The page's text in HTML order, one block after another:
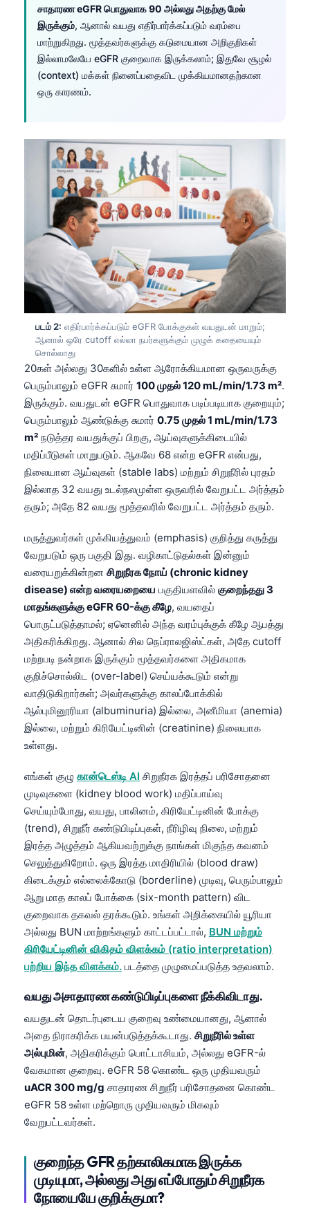
சாதாரண eGFR பொதுவாக 90 அல்லது அதற்கு மேல்
இருக்கும், ஆனால் வயது எதிர்பார்க்கப்படும் வரம்பை
மாற்றுகிறது. மூத்தவர்களுக்கு கடுமையான அறிகுறிகள்
இல்லாமலேயே eGFR குறைவாக இருக்கலாம்; இதுவே சூழல்
(context) மக்கள் நினைப்பதைவிட முக்கியமானதற்கான
ஒரு காரணம்.
படம் 2: எதிர்பார்க்கப்படும் eGFR போக்குகள் வயதுடன் மாறும்;
ஆனால் ஒரே cutoff எல்லா நபர்களுக்கும் முழுக் கதையையும்
சொல்லாது
20கள் அல்லது 30களில் உள்ள ஆரோக்கியமான ஒருவருக்கு
பெரும்பாலும் eGFR சுமார் 100 முதல் 120 mL/min/1.73 m².
இருக்கும். வயதுடன் eGFR பொதுவாக படிப்படியாக குறையும்;
பெரும்பாலும் ஆண்டுக்கு சுமார் 0.75 முதல் 1 mL/min/1.73
m² நடுத்தர வயதுக்குப் பிறகு, ஆய்வுகளுக்கிடையில்
மதிப்பீடுகள் மாறுபடும். ஆகவே 68 என்ற eGFR என்பது,
நிலையான ஆய்வுகள் (stable labs) மற்றும் சிறுநீரில் புரதம்
இல்லாத 32 வயது உடல்நலமுள்ள ஒருவரில் வேறுபட்ட அர்த்தம்
தரும்; அதே 82 வயது மூத்தவரில் வேறுபட்ட அர்த்தம் தரும்.
மருத்துவர்கள் முக்கியத்துவம் (emphasis) குறித்து கருத்து
வேறுபடும் ஒரு பகுதி இது. வழிகாட்டுதல்கள் இன்னும்
வரையறுக்கின்றன சிறுநீரக நோய் (chronic kidney
disease) என்ற வரையறையை பகுதியளவில் குறைந்தது 3
மாதங்களுக்கு eGFR 60-க்கு கீழே, வயதைப்
பொருட்படுத்தாமல்; ஏனெனில் அந்த வரம்புக்குக் கீழே ஆபத்து
அதிகரிக்கிறது. ஆனால் சில நெப்ராலஜிஸ்ட்கள், அதே cutoff
மற்றபடி நன்றாக இருக்கும் மூத்தவர்களை அதிகமாக
குறிச்சொல்லிட (over-label) செய்யக்கூடும் என்று
வாதிடுகிறார்கள்; அவர்களுக்கு காலப்போக்கில்
ஆல்புமினூரியா (albuminuria) இல்லை, அனீமியா (anemia)
இல்லை, மற்றும் கிரியேட்டினின் (creatinine) நிலையாக
உள்ளது.
எங்கள் குழு கான்டெஸ்டி AI சிறுநீரக இரத்தப் பரிசோதனை
முடிவுகளை (kidney blood work) மதிப்பாய்வு
செய்யும்போது, வயது, பாலினம், கிரியேட்டினின் போக்கு
(trend), சிறுநீர் கண்டுபிடிப்புகள், நீரிழிவு நிலை, மற்றும்
இரத்த அழுத்தம் ஆகியவற்றுக்கு நாங்கள் மிகுந்த கவனம்
செலுத்துகிறோம். ஒரு இரத்த மாதிரியில் (blood draw)
கிடைக்கும் எல்லைக்கோடு (borderline) முடிவு, பெரும்பாலும்
ஆறு மாத காலப் போக்கை (six-month pattern) விட
குறைவாக தகவல் தரக்கூடும். உங்கள் அறிக்கையில் யூரியா
அல்லது BUN மாற்றங்களும் காட்டப்பட்டால், BUN மற்றும்
கிரியேட்டினின் விகிதம் விளக்கம் (ratio interpretation)
பற்றிய இந்த விளக்கம். படத்தை முழுமைப்படுத்த உதவலாம்.
வயது அசாதாரண கண்டுபிடிப்புகளை நீக்கிவிடாது.
வயதுடன் தொடர்புடைய குறைவு உண்மையானது, ஆனால்
அதை நிராகரிக்க பயன்படுத்தக்கூடாது. சிறுநீரில் உள்ள
அல்புமின், அதிகரிக்கும் பொட்டாசியம், அல்லது eGFR-ல்
வேகமான குறைவு. eGFR 58 கொண்ட ஒரு முதியவரும்
uACR 300 mg/g சாதாரண சிறுநீர் பரிசோதனை கொண்ட
eGFR 58 உள்ள மற்றொரு முதியவரும் மிகவும்
வேறுபட்டவர்கள்.
குறைந்த GFR தற்காலிகமாக இருக்க
முடியுமா, அல்லது அது எப்போதும் சிறுநீரக
நோயையே குறிக்குமா?